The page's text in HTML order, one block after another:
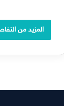
المزيد من